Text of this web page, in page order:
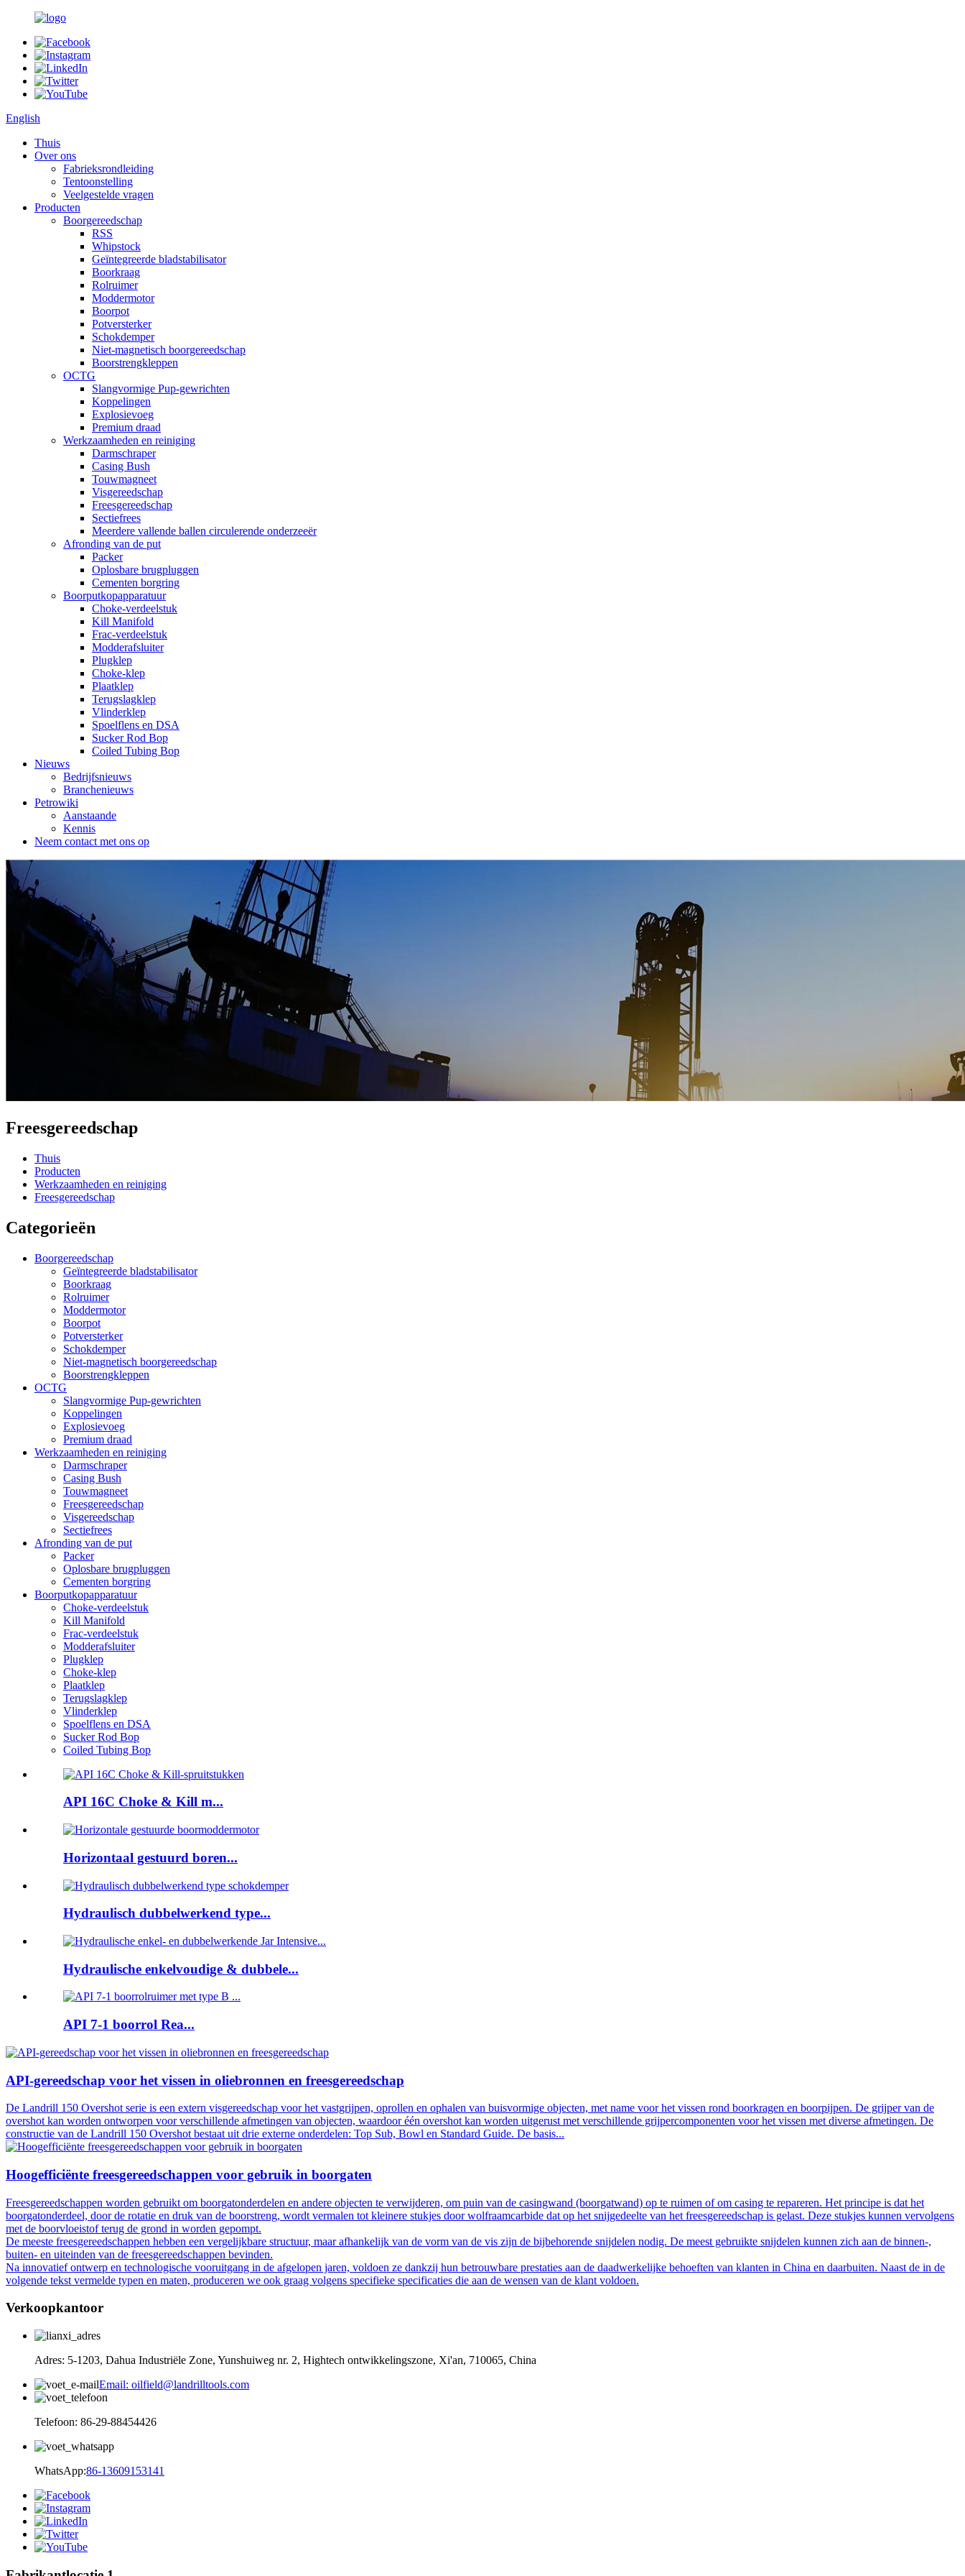
English
Thuis
Over ons
Fabrieksrondleiding
Tentoonstelling
Veelgestelde vragen
Producten
Boorgereedschap
RSS
Whipstock
Geïntegreerde bladstabilisator
Boorkraag
Rolruimer
Moddermotor
Boorpot
Potversterker
Schokdemper
Niet-magnetisch boorgereedschap
Boorstrengkleppen
OCTG
Slangvormige Pup-gewrichten
Koppelingen
Explosievoeg
Premium draad
Werkzaamheden en reiniging
Darmschraper
Casing Bush
Touwmagneet
Visgereedschap
Freesgereedschap
Sectiefrees
Meerdere vallende ballen circulerende onderzeeër
Afronding van de put
Packer
Oplosbare brugpluggen
Cementen borgring
Boorputkopapparatuur
Choke-verdeelstuk
Kill Manifold
Frac-verdeelstuk
Modderafsluiter
Plugklep
Choke-klep
Plaatklep
Terugslagklep
Vlinderklep
Spoelflens en DSA
Sucker Rod Bop
Coiled Tubing Bop
Nieuws
Bedrijfsnieuws
Branchenieuws
Petrowiki
Aanstaande
Kennis
Neem contact met ons op
Freesgereedschap
Thuis
Producten
Werkzaamheden en reiniging
Freesgereedschap
Categorieën
Boorgereedschap
Geïntegreerde bladstabilisator
Boorkraag
Rolruimer
Moddermotor
Boorpot
Potversterker
Schokdemper
Niet-magnetisch boorgereedschap
Boorstrengkleppen
OCTG
Slangvormige Pup-gewrichten
Koppelingen
Explosievoeg
Premium draad
Werkzaamheden en reiniging
Darmschraper
Casing Bush
Touwmagneet
Freesgereedschap
Visgereedschap
Sectiefrees
Afronding van de put
Packer
Oplosbare brugpluggen
Cementen borgring
Boorputkopapparatuur
Choke-verdeelstuk
Kill Manifold
Frac-verdeelstuk
Modderafsluiter
Plugklep
Choke-klep
Plaatklep
Terugslagklep
Vlinderklep
Spoelflens en DSA
Sucker Rod Bop
Coiled Tubing Bop
API 16C Choke & Kill m...
Horizontaal gestuurd boren...
Hydraulisch dubbelwerkend type...
Hydraulische enkelvoudige & dubbele...
API 7-1 boorrol Rea...
API-gereedschap voor het vissen in oliebronnen en freesgereedschap
De Landrill 150 Overshot serie is een extern visgereedschap voor het vastgrijpen, oprollen en ophalen van buisvormige objecten, met name voor het vissen rond boorkragen en boorpijpen. De grijper van de
overshot kan worden ontworpen voor verschillende afmetingen van objecten, waardoor één overshot kan worden uitgerust met verschillende grijpercomponenten voor het vissen met diverse afmetingen. De
constructie van de Landrill 150 Overshot bestaat uit drie externe onderdelen: Top Sub, Bowl en Standard Guide. De basis...
Hoogefficiënte freesgereedschappen voor gebruik in boorgaten
Freesgereedschappen worden gebruikt om boorgatonderdelen en andere objecten te verwijderen, om puin van de casingwand (boorgatwand) op te ruimen of om casing te repareren. Het principe is dat het
boorgatonderdeel, door de rotatie en druk van de boorstreng, wordt vermalen tot kleinere stukjes door wolfraamcarbide dat op het snijgedeelte van het freesgereedschap is gelast. Deze stukjes kunnen vervolgens
met de boorvloeistof terug de grond in worden gepompt.
De meeste freesgereedschappen hebben een vergelijkbare structuur, maar afhankelijk van de vorm van de vis zijn de bijbehorende snijdelen nodig. De meest gebruikte snijdelen kunnen zich aan de binnen-,
buiten- en uiteinden van de freesgereedschappen bevinden.
Na innovatief ontwerp en technologische vooruitgang in de afgelopen jaren, voldoen ze dankzij hun betrouwbare prestaties aan de daadwerkelijke behoeften van klanten in China en daarbuiten. Naast de in de
volgende tekst vermelde typen en maten, produceren we ook graag volgens specifieke specificaties die aan de wensen van de klant voldoen.
Verkoopkantoor
Adres: 5-1203, Dahua Industriële Zone, Yunshuiweg nr. 2, Hightech ontwikkelingszone, Xi'an, 710065, China
Email: oilfield@landrilltools.com
Telefoon: 86-29-88454426
WhatsApp:86-13609153141